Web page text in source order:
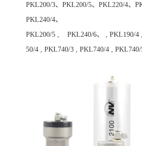
PKL200/3、PKL200/5、PKL220/4、
PKL240/4、
PKL200/5 , PKL240/6、 , PKL190/4
50/4 , PKL740/3 , PKL740/4 ,